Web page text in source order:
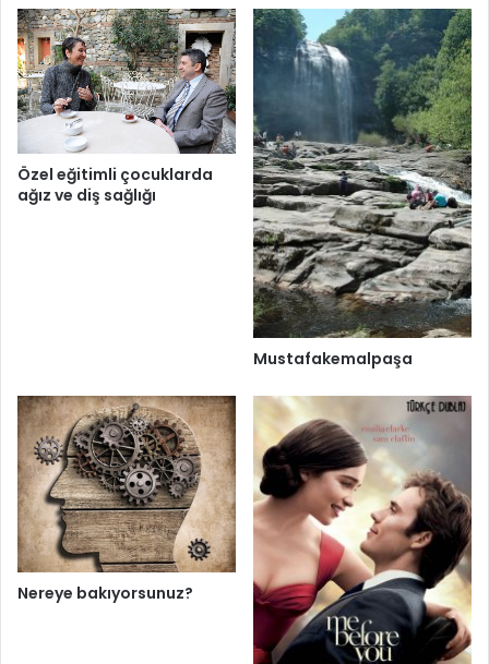
Özel eğitimli çocuklarda
ağız ve diş sağlığı
Mustafakemalpaşa
Nereye bakıyorsunuz?